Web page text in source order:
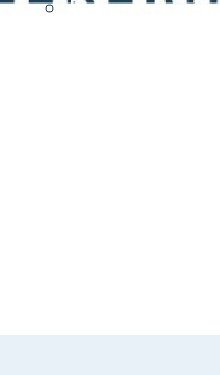
Reisverzekering